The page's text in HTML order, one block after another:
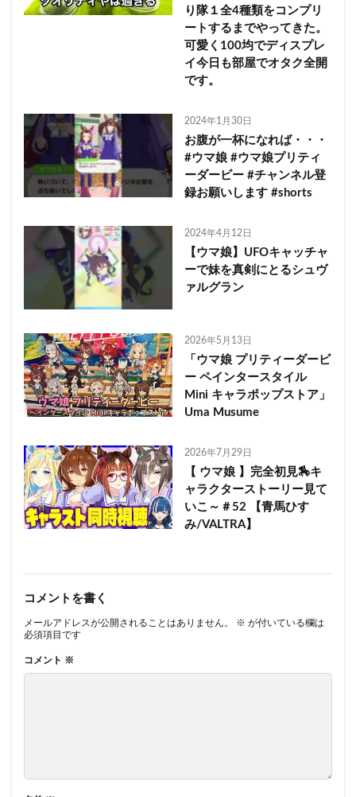
り隊１全4種類をコンプリ
ートするまでやってきた。
可愛く100均でディスプレ
イ今日も部屋でオタク全開
です。
2024年1月30日
お腹が一杯になれば・・・
#ウマ娘 #ウマ娘プリティ
ーダービー #チャンネル登
録お願いします #shorts
2024年4月12日
【ウマ娘】UFOキャッチャ
ーで妹を真剣にとるシュヴ
ァルグラン
2026年5月13日
「ウマ娘 プリティーダービ
ー ペインタースタイル
Mini キャラポップストア」
Uma Musume
2026年7月29日
【 ウマ娘 】完全初見🏇キ
ャラクターストーリー見て
いこ～＃52 【青馬ひす
み/VALTRA】
コメントを書く
メールアドレスが公開されることはありません。 ※ が付いている欄は
必須項目です
コメント ※